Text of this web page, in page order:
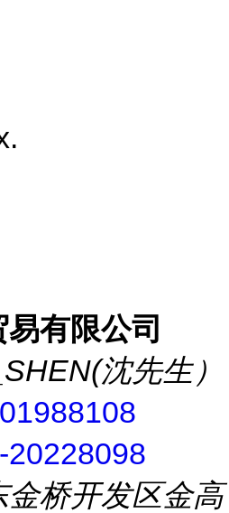
有限公司
沈先生）
20228098
金桥开发区金高